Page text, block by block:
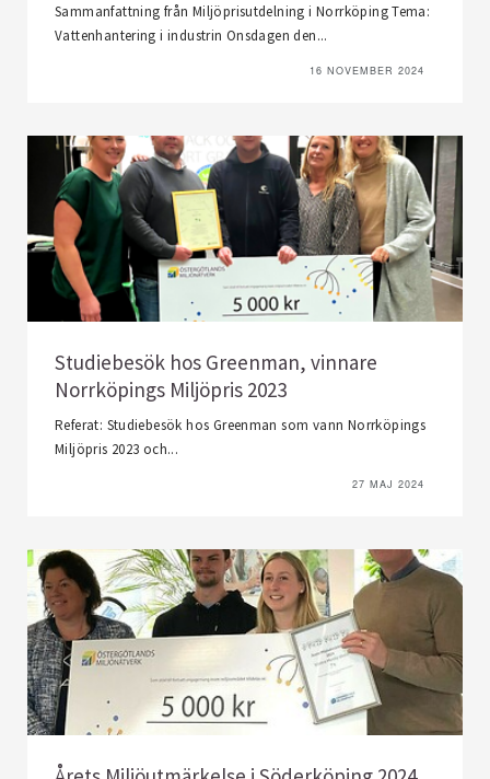
Sammanfattning från Miljöprisutdelning i Norrköping Tema:
Vattenhantering i industrin Onsdagen den...
16 NOVEMBER 2024
Studiebesök hos Greenman, vinnare
Norrköpings Miljöpris 2023
Referat: Studiebesök hos Greenman som vann Norrköpings
Miljöpris 2023 och...
27 MAJ 2024